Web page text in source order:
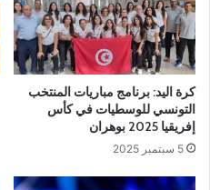
كرة اليد: برنامج مباريات المنتخب
التونسي للوسطيات في كأس
إفريقيا 2025 بوهران
5 سبتمبر 2025